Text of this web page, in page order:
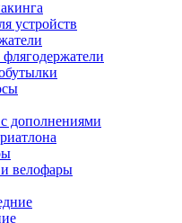
устройств
дополнениями
велофары